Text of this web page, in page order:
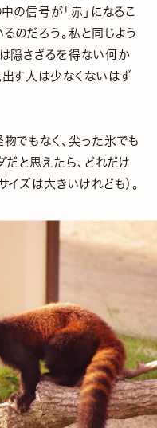
の信号が「赤」になるこ
のだろう。私と同じよう
隠さざるを得ない何か
す人は少なくないはず
でもなく、尖った氷でも
だと思えたら、どれだけ
イズは大きいけれども）。